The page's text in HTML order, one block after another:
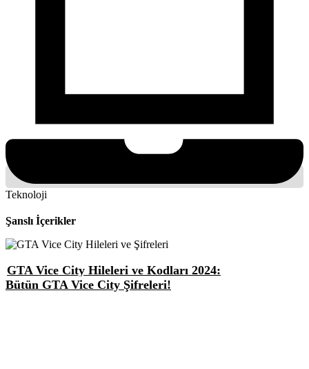
Teknoloji
Şanslı İçerikler
GTA Vice City Hileleri ve Kodları 2024:
Bütün GTA Vice City Şifreleri!